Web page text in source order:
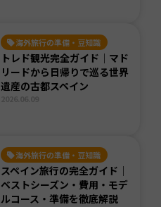
海外旅行の準備・豆知識
トレド観光完全ガイド｜マド
リードから日帰りで巡る世界
遺産の古都スペイン
海外旅行の準備・豆知識
スペイン旅行の完全ガイド｜
ベストシーズン・費用・モデ
ルコース・準備を徹底解説